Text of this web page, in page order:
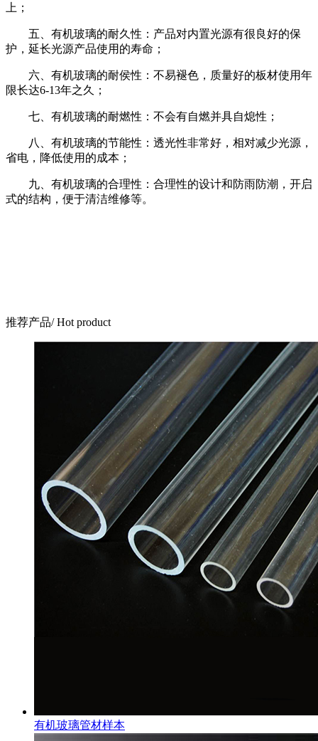
上；
五、有机玻璃的耐久性：产品对内置光源有很良好的保
护，延长光源产品使用的寿命；
六、有机玻璃的耐侯性：不易褪色，质量好的板材使用年
限长达6-13年之久；
七、有机玻璃的耐燃性：不会有自燃并具自熄性；
八、有机玻璃的节能性：透光性非常好，相对减少光源，
省电，降低使用的成本；
九、有机玻璃的合理性：合理性的设计和防雨防潮，开启
式的结构，便于清洁维修等。
推荐产品/ Hot product
有机玻璃管材样本